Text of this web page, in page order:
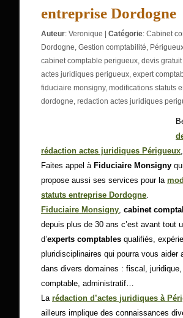
entreprise Dordogne
Auteur:Veronique |Catégorie:Cabinet
Dordogne,Gestion comptabilité,
cabinet comptable perigueux,devis
actes juridiques perigueux,expert
fiduciaire monsigny,modifications statuts
dordogne,redaction actes juridiques
rédaction actes juridiques Périgueux
Faites appel à Fiduciaire Monsigny
propose aussi ses services pour la
statuts entreprise Dordogne.
Fiduciaire Monsigny,cabinet
depuis plus de 30 ans c’est avant tout
d’experts comptables qualifiés,
pluridisciplinaires qui pourra vous aider
dans divers domaines : fiscal,
comptable, administratif…
Larédaction d’actes juridiques à
ailleurs implique des connaissances